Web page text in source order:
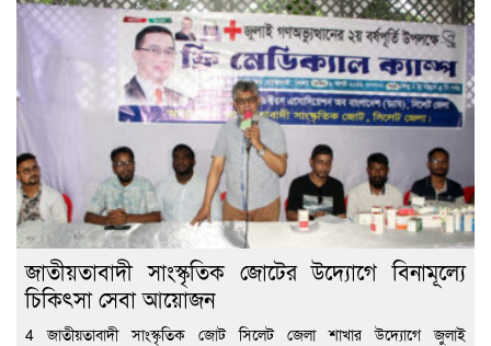
জাতীয়তাবাদী সাংস্কৃতিক জোটের উদ্যোগে বিনামূল্যে
চিকিৎসা সেবা আয়োজন
4 জাতীয়তাবাদী সাংস্কৃতিক জোট সিলেট জেলা শাখার উদ্যোগে জুলাই